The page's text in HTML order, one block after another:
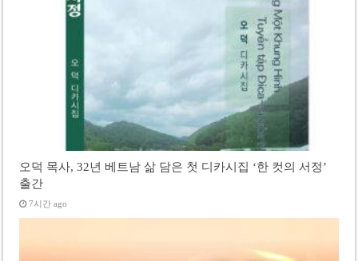
오덕 목사, 32년 베트남 삶 담은 첫 디카시집 ‘한 컷의 서정’
출간
7시간 ago